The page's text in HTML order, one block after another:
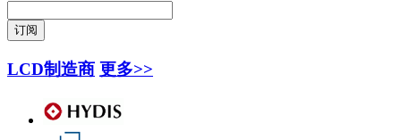
LCD制造商 更多>>